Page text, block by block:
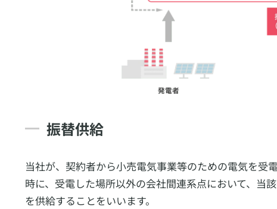
振替供給
当社が、契約者から小売電気事業等のための電気を受
時に、受電した場所以外の会社間連系点において、当
を供給することをいいます。